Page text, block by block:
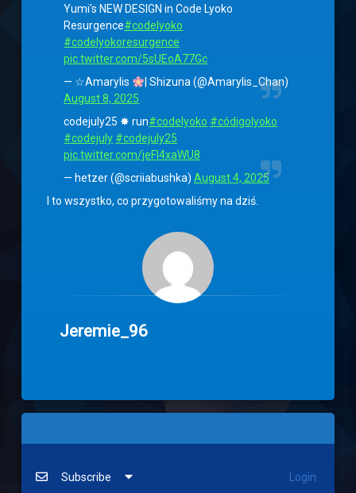
Yumi's NEW DESIGN in Code Lyoko
Resurgence#codelyoko
#codelyokoresurgence
pic.twitter.com/5sUEoA77Gc
— ☆Amarylis
| Shizuna (@Amarylis_Chan)
August 8, 2025
codejuly25 ✸ run#codelyoko #códigolyoko
#codejuly #codejuly25
pic.twitter.com/jeFl4xaWU8
— hetzer (@scriiabushka)August 4, 2025
I to wszystko, co przygotowaliśmy na dziś.
Jeremie_96
Subscribe Login